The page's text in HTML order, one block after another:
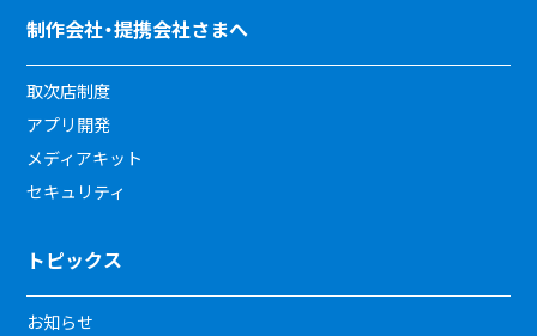
制作会社・提携会社さまへ
取次店制度
アプリ開発
メディアキット
セキュリティ
トピックス
お知らせ